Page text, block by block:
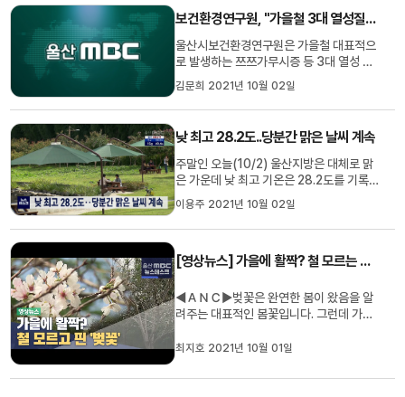
도를 웃도는 날씨가 계속될 것으로 내다봤
습니다.
보건환경연구원, "가을철 3대 열성질환 주의"
울산시보건환경연구원은 가을철 대표적으
로 발생하는 쯔쯔가무시증 등 3대 열성 질
환에 대한 주의를 당부했습니다. 대표적인
진드기 매개감염병인 쯔쯔가무시증은 털진
드기 유충에 물려 발생하는 질환으로 고열
사한 것으로 알려져 있습니다. 가을철 열성
질환을 예방하기 위해선 풀밭...
김문희 2021년 10월 02일
낮 최고 28.2도..당분간 맑은 날씨 계속
주말인 오늘(10/2) 울산지방은 대체로 맑
은 가운데 낮 최고 기온은 28.2도를 기록
했습니다. 휴일인 내일(10/3)도 맑은 날씨
가 이어지겠으며 기온은 17도에서 28도의
분포로 오늘과 비슷하겠습니다. 울산기상
날씨가 이어질 것으로 내다봤습니다.
이용주 2021년 10월 02일
[영상뉴스] 가을에 활짝? 철 모르는 벚꽃
◀ＡＮＣ▶벚꽃은 완연한 봄이 왔음을 알
려주는 대표적인 봄꽃입니다. 그런데 가을
다. 철 모르는 벚꽃들의 향연을전상범 기자
최지호 2021년 10월 01일